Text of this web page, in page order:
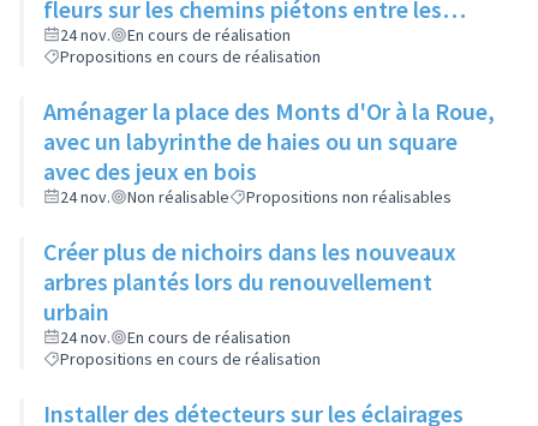
fleurs sur les chemins piétons entre les
immeubles
24 nov.
En cours de réalisation
Propositions en cours de réalisation
Aménager la place des Monts d'Or à la Roue,
avec un labyrinthe de haies ou un square
avec des jeux en bois
24 nov. Non réalisable Propositions non réalisables
Créer plus de nichoirs dans les nouveaux
arbres plantés lors du renouvellement
urbain
24 nov.
En cours de réalisation
Propositions en cours de réalisation
Installer des détecteurs sur les éclairages